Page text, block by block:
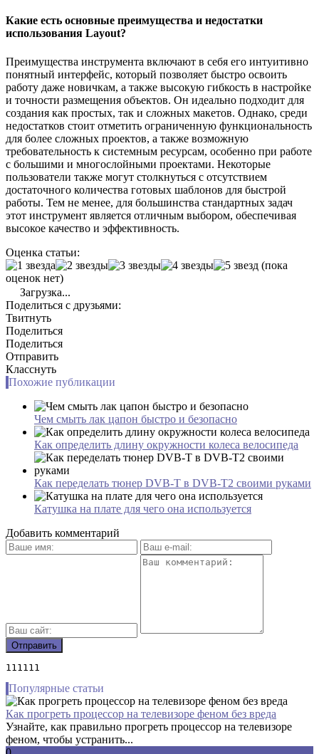
Какие есть основные преимущества и недостатки
использования Layout?
Преимущества инструмента включают в себя его интуитивно
понятный интерфейс, который позволяет быстро освоить
работу даже новичкам, а также высокую гибкость в настройке
и точности размещения объектов. Он идеально подходит для
создания как простых, так и сложных макетов. Однако, среди
недостатков стоит отметить ограниченную функциональность
для более сложных проектов, а также возможную
требовательность к системным ресурсам, особенно при работе
с большими и многослойными проектами. Некоторые
пользователи также могут столкнуться с отсутствием
достаточного количества готовых шаблонов для быстрой
работы. Тем не менее, для большинства стандартных задач
этот инструмент является отличным выбором, обеспечивая
высокое качество и эффективность.
Оценка статьи:
(пока
оценок нет)
Загрузка...
Поделиться с друзьями:
Твитнуть
Поделиться
Поделиться
Отправить
Класснуть
Похожие публикации
Чем смыть лак цапон быстро и безопасно
Как определить длину окружности колеса велосипеда
Как переделать тюнер DVB-T в DVB-T2 своими руками
Катушка на плате для чего она используется
Добавить комментарий
111111
Популярные статьи
Как прогреть процессор на телевизоре феном без вреда
Узнайте, как правильно прогреть процессор на телевизоре
феном, чтобы устранить...